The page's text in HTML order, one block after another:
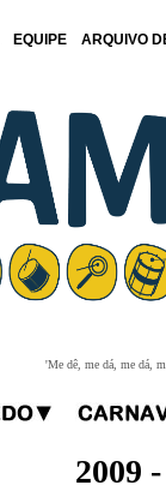
EQUIPE ARQUIVO
'Me dê, me dá, me dá,
2009